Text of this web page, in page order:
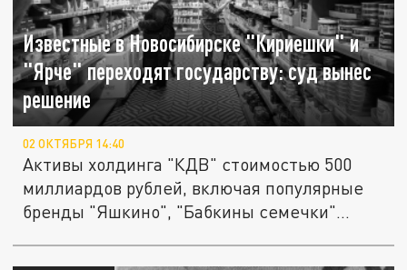
Известные в Новосибирске "Кириешки" и
"Ярче" переходят государству: суд вынес
решение
02 ОКТЯБРЯ 14:40
Активы холдинга "КДВ" стоимостью 500
миллиардов рублей, включая популярные
бренды "Яшкино", "Бабкины семечки"...